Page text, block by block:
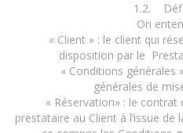
1.2.
On
« Client » : le client qui
disposition par le
« Conditions générales »
générales de
« Réservation» : le contrat
prestataire au Client à l’issue